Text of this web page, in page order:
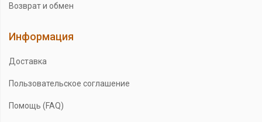
Возврат и обмен
Информация
Доставка
Пользовательское соглашение
Помощь (FAQ)